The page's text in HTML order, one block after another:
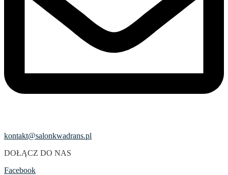
kontakt@salonkwadrans.pl
DOŁĄCZ DO NAS
Facebook